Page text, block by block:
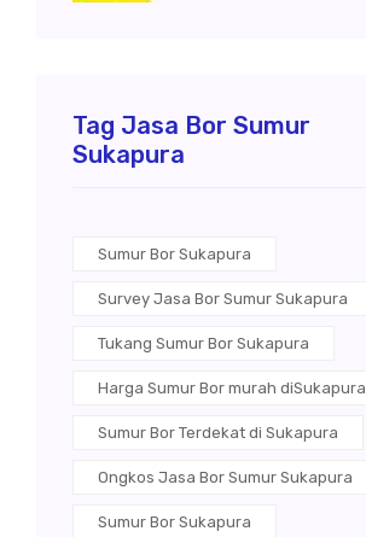
Tag Jasa Bor Sumur
Sukapura
Sumur Bor Sukapura
Survey Jasa Bor Sumur Sukapura
Tukang Sumur Bor Sukapura
Harga Sumur Bor murah diSukapura
Sumur Bor Terdekat di Sukapura
Ongkos Jasa Bor Sumur Sukapura
Sumur Bor Sukapura